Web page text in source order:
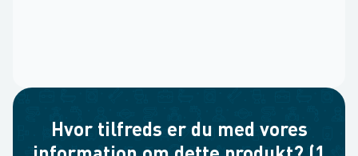
Hvor tilfreds er du med vores